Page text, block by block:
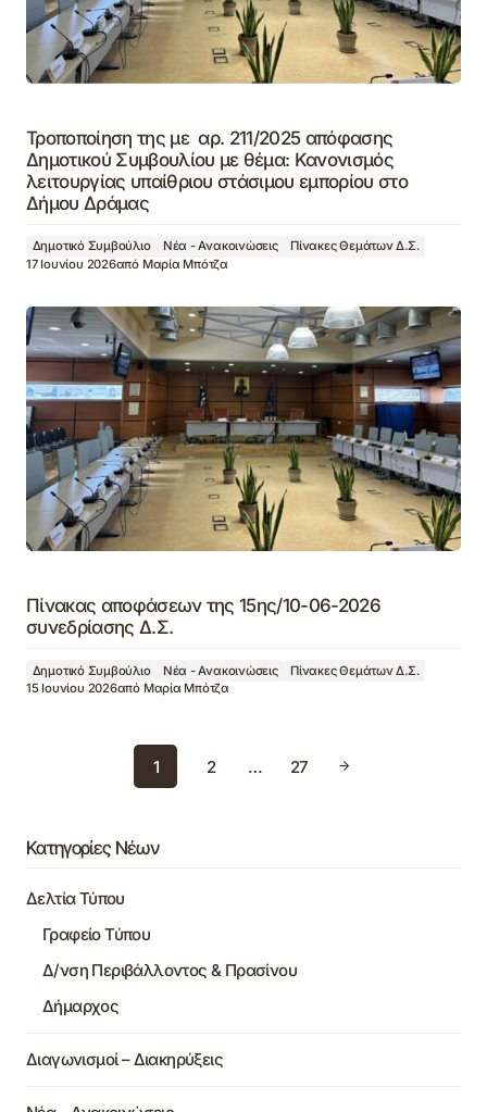
Τροποποίηση της με αρ. 211/2025 απόφασης
Δημοτικού Συμβουλίου με θέμα: Κανονισμός
λειτουργίας υπαίθριου στάσιμου εμπορίου στο
Δήμου Δράμας
Δημοτικό Συμβούλιο Νέα - Ανακοινώσεις
Πίνακες Θεμάτων Δ.Σ.
17 Ιουνίου 2026από Μαρία Μπότζα
Πίνακας αποφάσεων της 15ης/10-06-2026
συνεδρίασης Δ.Σ.
Δημοτικό Συμβούλιο Νέα - Ανακοινώσεις
Πίνακες Θεμάτων Δ.Σ.
15 Ιουνίου 2026από Μαρία Μπότζα
1 2 … 27
Κατηγορίες Νέων
Δελτία Τύπου
Γραφείο Τύπου
Δ/νση Περιβάλλοντος & Πρασίνου
Δήμαρχος
Διαγωνισμοί – Διακηρύξεις